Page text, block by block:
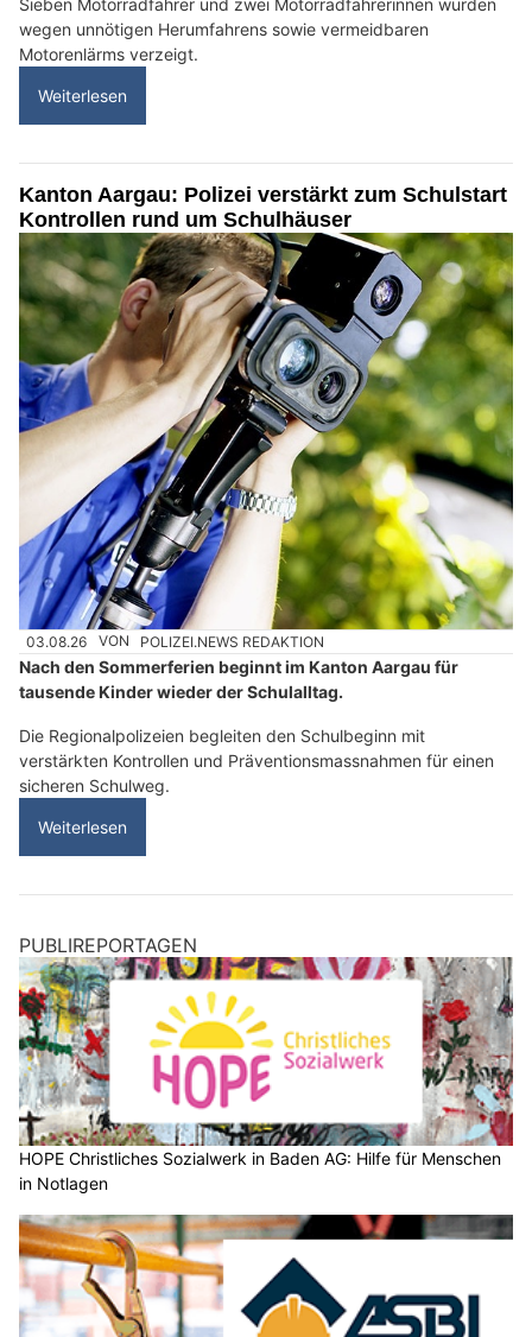
wegen unnötigen Herumfahrens sowie vermeidbaren
Motorenlärms verzeigt.
Weiterlesen
Kanton Aargau: Polizei verstärkt zum Schulstart
Kontrollen rund um Schulhäuser
03.08.26 VON POLIZEI.NEWS REDAKTION
Nach den Sommerferien beginnt im Kanton Aargau für
tausende Kinder wieder der Schulalltag.
Die Regionalpolizeien begleiten den Schulbeginn mit
verstärkten Kontrollen und Präventionsmassnahmen für einen
sicheren Schulweg.
Weiterlesen
PUBLIREPORTAGEN
HOPE Christliches Sozialwerk in Baden AG: Hilfe für Menschen
in Notlagen